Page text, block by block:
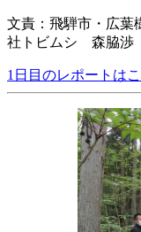
文責：飛騨市・広葉
社トビムシ 森脇渉
1日目のレポートは